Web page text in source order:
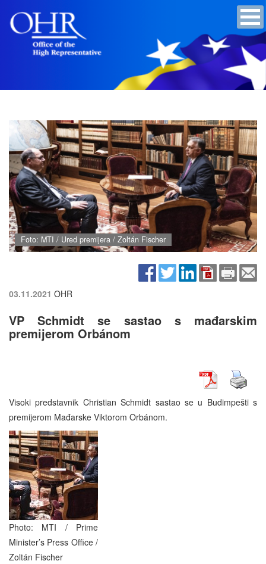
Foto: MTI / Ured premijera / Zoltán Fischer
03.11.2021 OHR
VP Schmidt se sastao s mađarskim
premijerom Orbánom
Visoki predstavnik Christian Schmidt sastao se u Budimpešti s
premijerom Mađarske Viktorom Orbánom.
Photo: MTI / Prime
Minister’s Press Office /
Zoltán Fischer